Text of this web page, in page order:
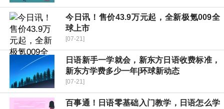
今日讯！售价43.9万元起，全新极氪009全
球上市
[07-21]
日语新手一学就会，新东方日语收费标准，
新东方学费多少一年|环球新动态
[07-21]
百事通！日语零基础入门教学，日语怎么学